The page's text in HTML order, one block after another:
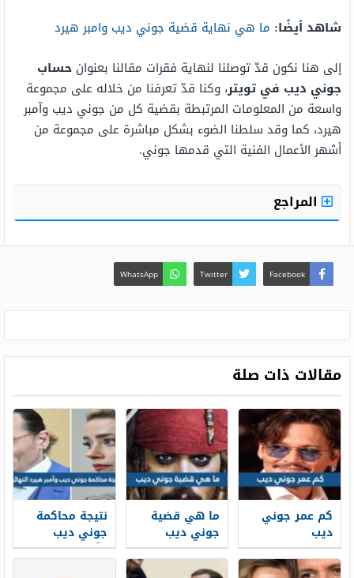
شاهد أيضًا: ما هي نهاية قضية جوني ديب وامبر هيرد
إلى هنا نكون قدّ توصلنا لنهاية فقرات مقالنا بعنوان حساب
جوني ديب في تويتر، وكنا قدّ تعرفنا من خلاله على مجموعة
واسعة من المعلومات المرتبطة بقضية كل من جوني ديب وآمبر
هيرد، كما وقد سلطنا الضوء بشكل مباشرة على مجموعة من
أشهر الأعمال الفنية التي قدمها جوني.
المراجع
Facebook
Twitter
WhatsApp
مقالات ذات صلة
كم عمر جوني
ديب
ما هي قضية
جوني ديب
بالتفصيل
نتيجة محاكمة
جوني ديب
وآمبر هيرد
النهائية